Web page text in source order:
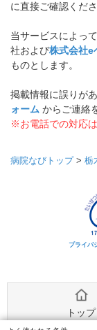
に直接ご確認くださ
当サービスによっ
社および株式会社e
ものとします。
掲載情報に誤りが
ォーム からご連絡
※お電話での対応
病院なびトップ> 栃
プライバ
トップ